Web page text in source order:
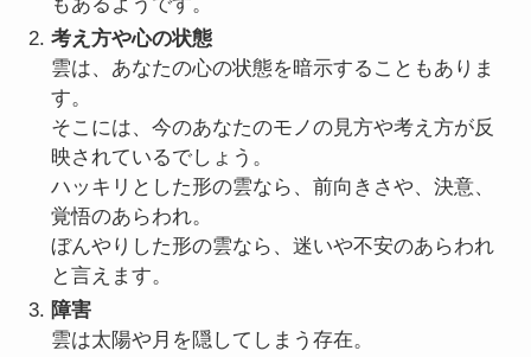
考え方や心の状態
雲は、あなたの心の状態を暗示することもありま
す。
そこには、今のあなたのモノの見方や考え方が反
映されているでしょう。
ハッキリとした形の雲なら、前向きさや、決意、
覚悟のあらわれ。
ぼんやりした形の雲なら、迷いや不安のあらわれ
と言えます。
障害
雲は太陽や月を隠してしまう存在。